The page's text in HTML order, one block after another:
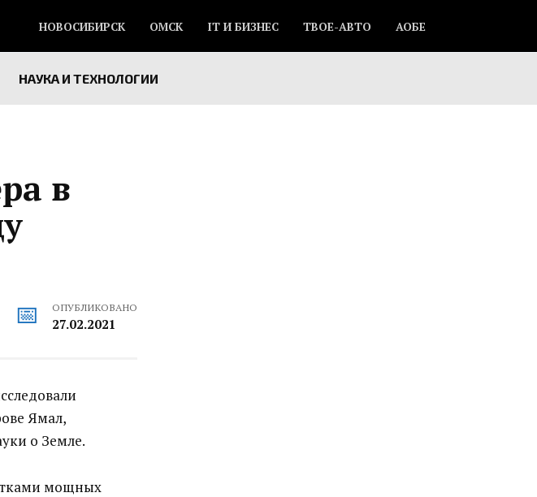
НОВОСИБИРСК ОМСК IT И БИЗНЕС ТВОЕ-АВТО АОБЕ
НАУКА И ТЕХНОЛОГИИ
в
ОПУБЛИКОВАНО
27.02.2021
Ямал,
о Земле.
мощных